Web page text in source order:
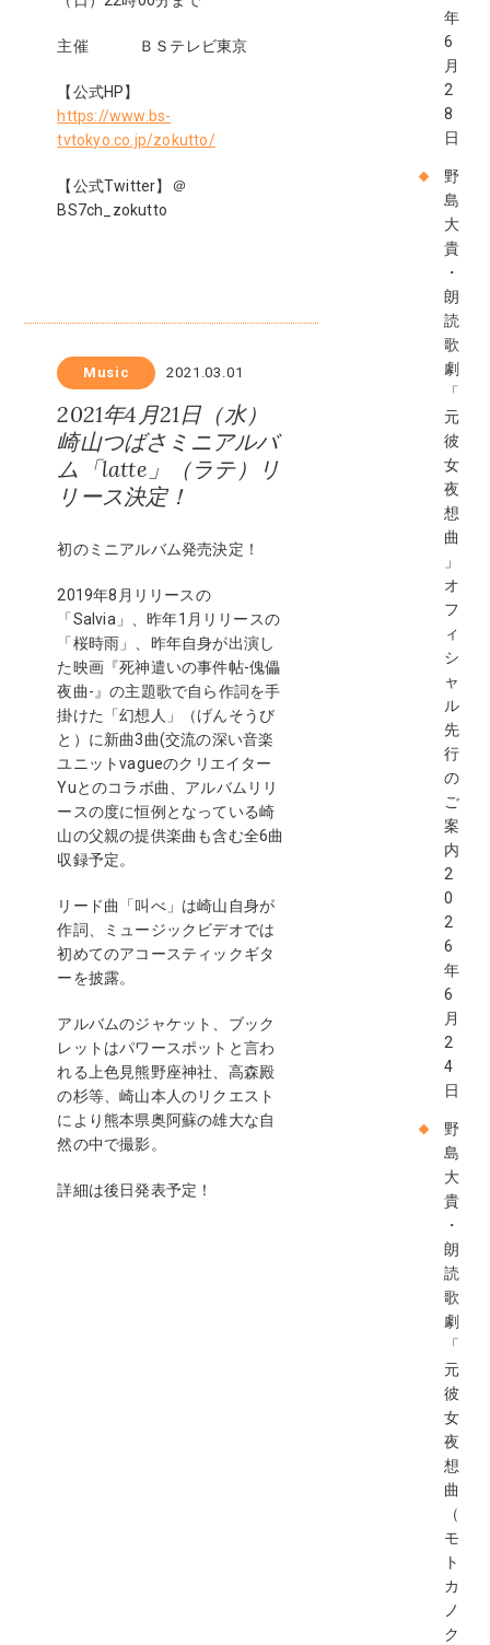
主催 ＢＳテレビ東京
【公式HP】
https://www.bs-
tvtokyo.co.jp/zokutto/
【公式Twitter】＠
BS7ch_zokutto
Music 2021.03.01
2021年4月21日（水）
崎山つばさミニアルバ
ム「latte」（ラテ）リ
リース決定！
初のミニアルバム発売決定！
2019年8月リリースの
「Salvia」、昨年1月リリースの
「桜時雨」、昨年自身が出演し
た映画『死神遣いの事件帖-傀儡
夜曲-』の主題歌で自ら作詞を手
掛けた「幻想人」（げんそうび
と）に新曲3曲(交流の深い音楽
ユニットvagueのクリエイター
Yuとのコラボ曲、アルバムリリ
ースの度に恒例となっている崎
山の父親の提供楽曲も含む全6曲
収録予定。
リード曲「叫べ」は崎山自身が
作詞、ミュージックビデオでは
初めてのアコースティックギタ
ーを披露。
アルバムのジャケット、ブック
レットはパワースポットと言わ
れる上色見熊野座神社、高森殿
の杉等、崎山本人のリクエスト
により熊本県奥阿蘇の雄大な自
然の中で撮影。
詳細は後日発表予定！
年
6
月
2
8
日
野
島
大
貴
・
朗
読
歌
劇
「
元
彼
女
夜
想
曲
」
オ
フ
ィ
シ
ャ
ル
先
行
の
ご
案
内
2
0
2
6
年
6
月
2
4
日
野
島
大
貴
・
朗
読
歌
劇
「
元
彼
女
夜
想
曲
（
モ
ト
カ
ノ
ク